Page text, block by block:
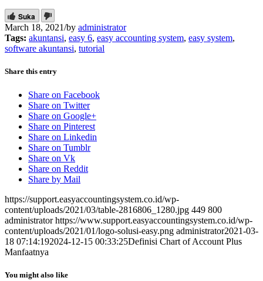
Suka
March 18, 2021/by administrator
Tags: akuntansi, easy 6, easy accounting system, easy system,
software akuntansi, tutorial
Share this entry
Share on Facebook
Share on Twitter
Share on Google+
Share on Pinterest
Share on Linkedin
Share on Tumblr
Share on Vk
Share on Reddit
Share by Mail
https://support.easyaccountingsystem.co.id/wp-
content/uploads/2021/03/table-2816806_1280.jpg 449 800
administrator https://www.support.easyaccountingsystem.co.id/wp-
content/uploads/2021/01/logo-solusi-easy.png administrator2021-03-
18 07:14:192024-12-15 00:33:25Definisi Chart of Account Plus
Manfaatnya
You might also like